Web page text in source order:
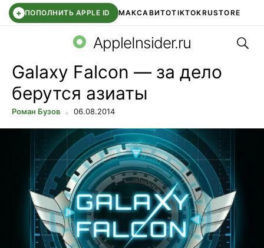
+ ПОПОЛНИТЬ APPLE ID МАКСАВИТОTIKTOKRUSTORE
WB КЛУБIOS 26.6 APPLE ID
AppleInsider.ru
Galaxy Falcon — за дело
берутся азиаты
Роман Бузов 06.08.2014